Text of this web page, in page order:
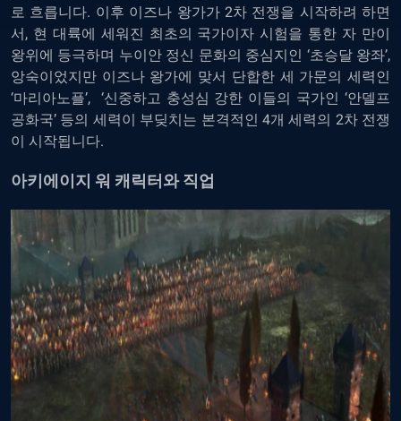
로 흐릅니다. 이후 이즈나 왕가가 2차 전쟁을 시작하려 하면
서, 현 대륙에 세워진 최초의 국가이자 시험을 통한 자 만이
왕위에 등극하며 누이안 정신 문화의 중심지인 ‘초승달 왕좌’,
앙숙이었지만 이즈나 왕가에 맞서 단합한 세 가문의 세력인
‘마리아노플’, ‘신중하고 충성심 강한 이들의 국가인 ‘안델프
공화국’ 등의 세력이 부딪치는 본격적인 4개 세력의 2차 전쟁
이 시작됩니다.
아키에이지 워 캐릭터와 직업